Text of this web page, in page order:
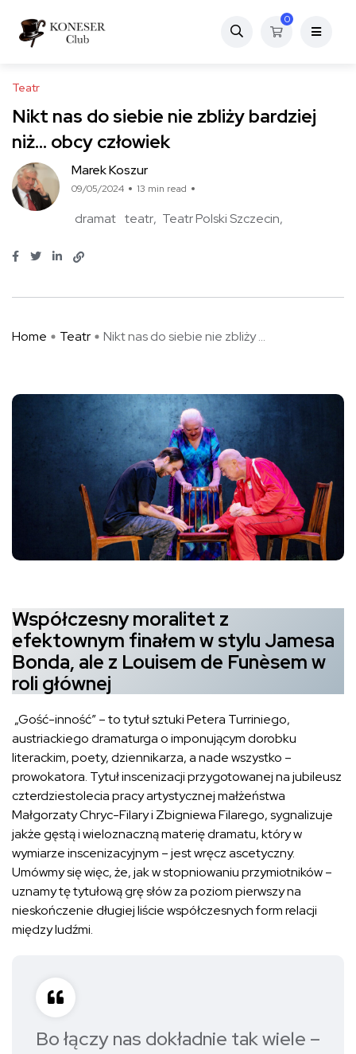
0
Teatr
Nikt nas do siebie nie zbliży bardziej
niż… obcy człowiek
Marek Koszur
09/05/2024 13 min read
dramat teatr Teatr Polski Szczecin
Home Teatr Nikt nas do siebie nie zbliży ...
Współczesny moralitet z
efektownym finałem w stylu Jamesa
Bonda, ale z Louisem de Funèsem w
roli głównej
„Gość-inność” – to tytuł sztuki Petera Turriniego,
austriackiego dramaturga o imponującym dorobku
literackim, poety, dziennikarza, a nade wszystko –
prowokatora. Tytuł inscenizacji przygotowanej na jubileusz
czterdziestolecia pracy artystycznej małżeństwa
Małgorzaty Chryc-Filary i Zbigniewa Filarego, sygnalizuje
jakże gęstą i wieloznaczną materię dramatu, który w
wymiarze inscenizacyjnym – jest wręcz ascetyczny.
Umówmy się więc, że, jak w stopniowaniu przymiotników –
uznamy tę tytułową grę słów za poziom pierwszy na
nieskończenie długiej liście współczesnych form relacji
między ludźmi.
Bo łączy nas dokładnie tak wiele –